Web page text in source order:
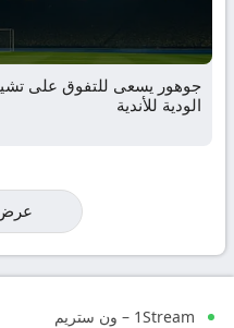
جوهور يسعى للتفوق على
الودية للأندية
عرض
1Stream – ون ستريم